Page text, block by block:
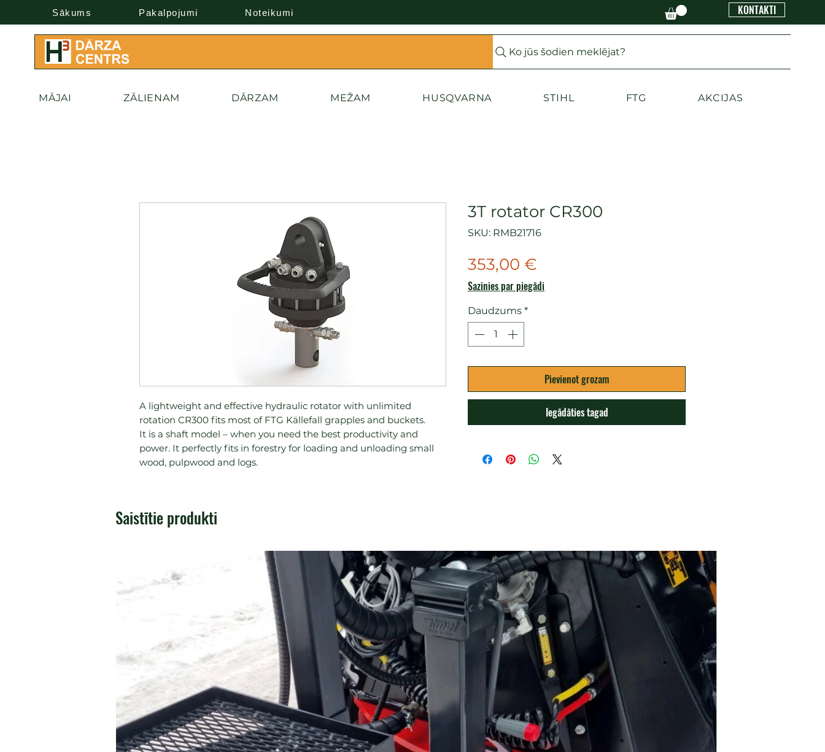
Sākums Pakalpojumi Noteikumi KONTAKTI
Ko jūs šodien meklējat?
MĀJAI ZĀLIENAM DĀRZAM MEŽAM HUSQVARNA STIHL FTG AKCIJAS
A lightweight and effective hydraulic rotator with unlimited
rotation CR300 fits most of FTG Källefall grapples and buckets.
It is a shaft model – when you need the best productivity and
power. It perfectly fits in forestry for loading and unloading small
wood, pulpwood and logs.
3T rotator CR300
SKU: RMB21716
353,00 €
Sazinies par piegādi
Daudzums *
Pievienot grozam
Iegādāties tagad
Saistītie produkti